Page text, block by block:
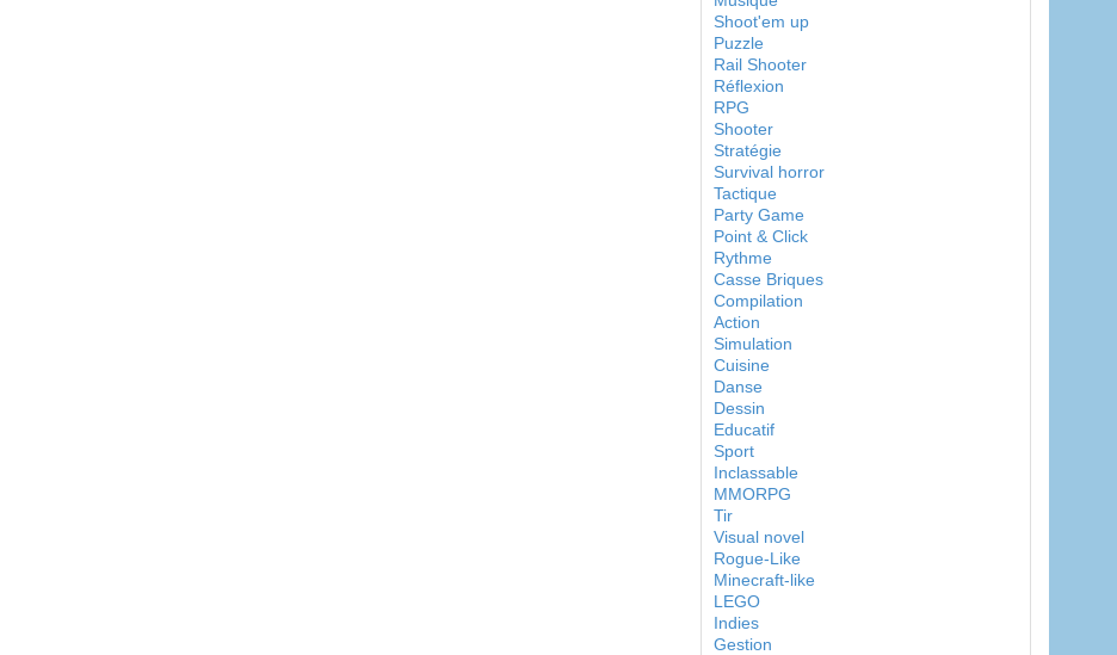
Shoot'em up
Puzzle
Rail Shooter
Réflexion
RPG
Shooter
Stratégie
Survival horror
Tactique
Party Game
Point & Click
Rythme
Casse Briques
Compilation
Action
Simulation
Cuisine
Danse
Dessin
Educatif
Sport
Inclassable
MMORPG
Tir
Visual novel
Rogue-Like
Minecraft-like
LEGO
Indies
Gestion